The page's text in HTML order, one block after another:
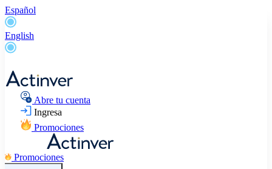
Español
English
Abre tu cuenta
Ingresa
Promociones
Promociones